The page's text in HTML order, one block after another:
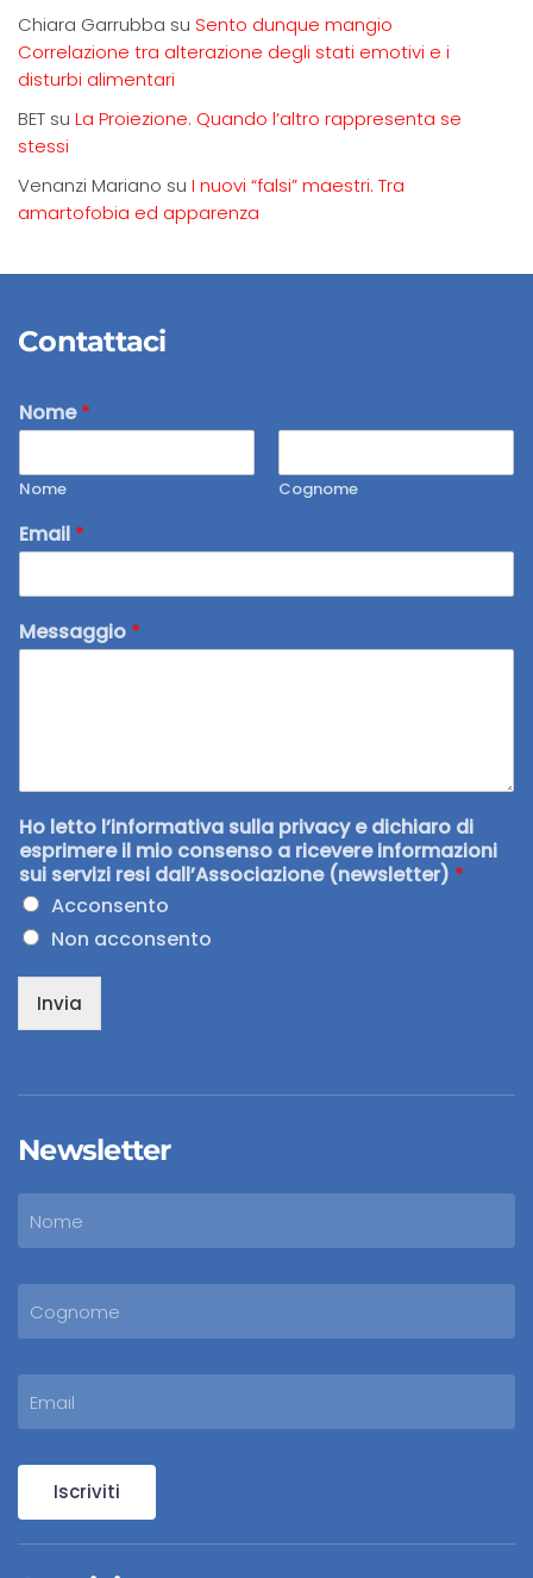
Chiara Garrubba su Sento dunque mangio
Correlazione tra alterazione degli stati emotivi e i
disturbi alimentari
BET su La Proiezione. Quando l’altro rappresenta se
stessi
Venanzi Mariano su I nuovi “falsi” maestri. Tra
amartofobia ed apparenza
Contattaci
Nome*
Nome Cognome
Email *
Messaggio *
Ho letto l’informativa sulla privacy e dichiaro di
esprimere il mio consenso a ricevere informazioni
sui servizi resi dall’Associazione (newsletter) *
Acconsento
Non acconsento
Invia
Newsletter
Iscriviti